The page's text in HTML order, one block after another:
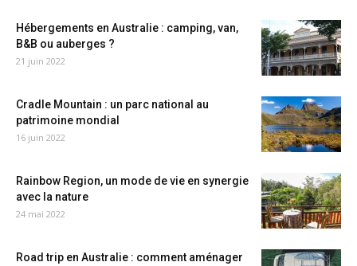
Hébergements en Australie : camping, van,
B&B ou auberges ?
21 juin 2022
Cradle Mountain : un parc national au
patrimoine mondial
16 juin 2022
Rainbow Region, un mode de vie en synergie
avec la nature
24 mai 2022
Road trip en Australie : comment aménager